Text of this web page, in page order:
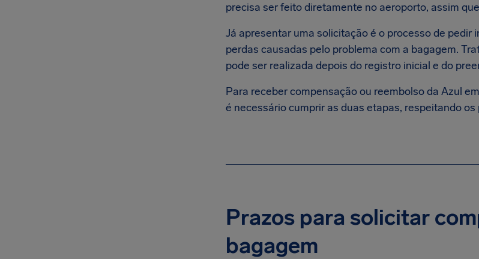
precisa ser feito diretamente no aeroporto, assim
Já apresentar uma solicitação é o processo de pedir
perdas causadas pelo problema com a bagagem.
pode ser realizada depois do registro inicial e do
Para receber compensação ou reembolso da Azul
é necessário cumprir as duas etapas, respeitando
Prazos para solicitar
bagagem